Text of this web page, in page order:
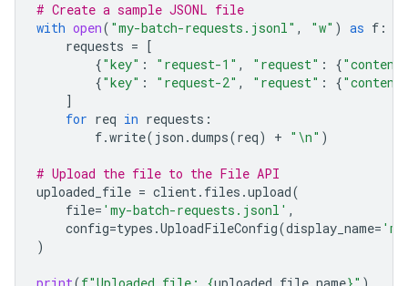
# Create a sample JSONL file
with open( "my-batch-requests.jsonl" , "w" ) as f :
requests = [
{"key" : "request-1" , "request" : {
{"key" : "request-2" , "request" : {
]
for req in requests :
f.write( json .dumps(req) + " \n" )
# Upload the file to the File API
uploaded_file = client. files .upload(
file= 'my-batch-requests.jsonl' ,
config=types .UploadFileConfig(display_name=
)